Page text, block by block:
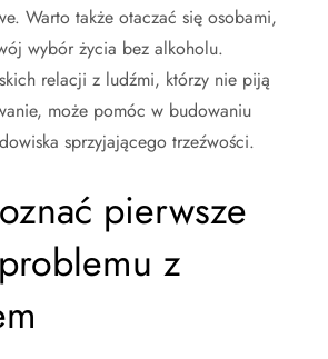
Warto także otaczać się osobami,
wybór życia bez alkoholu.
relacji z ludźmi, którzy nie piją
może pomóc w budowaniu
sprzyjającego trzeźwości.
pierwsze
z